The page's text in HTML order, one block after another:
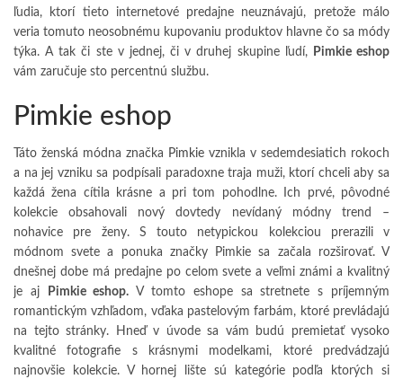
ľudia, ktorí tieto internetové predajne neuznávajú, pretože málo
veria tomuto neosobnému kupovaniu produktov hlavne čo sa módy
týka. A tak či ste v jednej, či v druhej skupine ľudí,
Pimkie eshop
vám zaručuje sto percentnú službu.
Pimkie eshop
Táto ženská módna značka Pimkie vznikla v sedemdesiatich rokoch
a na jej vzniku sa podpísali paradoxne traja muži, ktorí chceli aby sa
každá žena cítila krásne a pri tom pohodlne. Ich prvé, pôvodné
kolekcie obsahovali nový dovtedy nevídaný módny trend –
nohavice pre ženy. S touto netypickou kolekciou prerazili v
módnom svete a ponuka značky Pimkie sa začala rozširovať. V
dnešnej dobe má predajne po celom svete a veľmi známi a kvalitný
je aj
Pimkie eshop. V tomto eshope sa stretnete s príjemným
romantickým vzhľadom, vďaka pastelovým farbám, ktoré prevládajú
na tejto stránky. Hneď v úvode sa vám budú premietať vysoko
kvalitné fotografie s krásnymi modelkami, ktoré predvádzajú
najnovšie kolekcie. V hornej lište sú kategórie podľa ktorých si